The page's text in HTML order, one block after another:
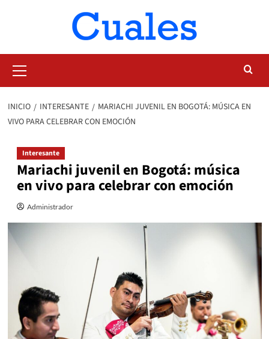
primario
INICIO INTERESANTE
MARIACHI JUVENIL EN BOGOTÁ: MÚSICA EN
VIVO PARA CELEBRAR CON EMOCIÓN
Interesante
Mariachi juvenil en Bogotá: música
en vivo para celebrar con emoción
Administrador